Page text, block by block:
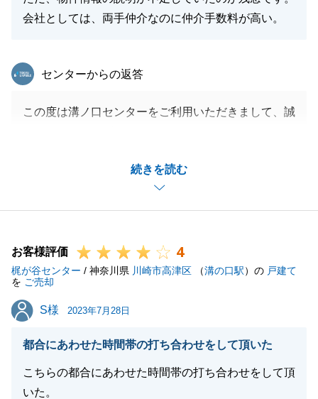
会社としては、両手仲介なのに仲介手数料が高い。
続きを読む
東急リバブル
センターからの返答
この度は溝ノ口センターをご利用いただきまして、誠
今後も迅速な対応を心掛けて、営業活動に励みます。
何かお困りのことがございましたらお気軽にご相談く
引き続き、よろしくお願いいたします。
お客様評価 4
梶が谷センター / 神奈川県 川崎市高津区 （溝の口駅）の 戸建て
を ご売却
S様
S様 2023年7月28日
都合にあわせた時間帯の打ち合わせをして頂いた
こちらの都合にあわせた時間帯の打ち合わせをして頂
いた。